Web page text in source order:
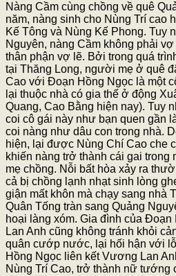
Nàng Cầm cùng chồng về quê
năm, nàng sinh cho Nùng Trí cao
Kế Tông và Nùng Kế Phong. Tuy
Nguyên, nàng Cầm không phải
thân phận vợ lẽ. Bởi trong quá
tại Thăng Long, người mẹ ở quê
Cao với Đoạn Hồng Ngọc là một
lại thuộc nhà có gia thế ở động
Quang, Cao Bằng hiện nay). Tuy
coi cô gái này như bạn quen gần
coi nàng như dâu con trong nhà.
hiện, lại được Nùng Chí Cao che
khiến nàng trở thành cái gai
mẹ chồng. Nỗi bất hòa xảy ra
cả bị chồng lạnh nhạt sinh lòng
giận mất khôn mà chạy sang nhà
Quân Tống tràn sang Quảng
hoại làng xóm. Gia đình của
Lan Anh cũng không tránh khỏi
quân cướp nước, lại hối hận với
Hồng Ngọc liên kết Vương Lan
Nùng Trí Cao, trở thành nữ tướng